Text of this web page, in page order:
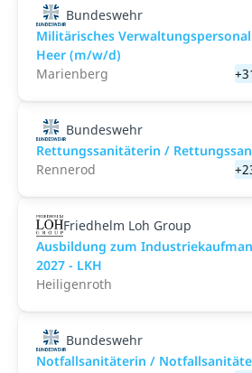
Bundeswehr
Militärisches
Heer (m/w/d)
Marienberg
Bundeswehr
Rettungssanitäterin /
Rennerod
Friedhelm Loh Group
Ausbildung zum
2027 - LKH
Heiligenroth
Bundeswehr
Notfallsanitäterin /